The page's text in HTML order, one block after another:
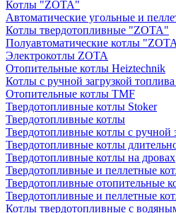
Котлы "ZOTA"
Автоматические угольные и
Котлы твердотопливные "ZOTA"
Полуавтоматические котлы
Электрокотлы ZOTA
Отопительные котлы Heiztechnik
Котлы с ручной загрузкой
Отопительные котлы TMF
Твердотопливные котлы Stoker
Твердотопливные котлы
Твердотопливные котлы с ручной
Твердотопливные котлы
Твердотопливные котлы на дровах
Твердотопливные и пеллетные
Твердотопливные отопительные
Твердотопливные и пеллетные
Котлы твердотопливные с